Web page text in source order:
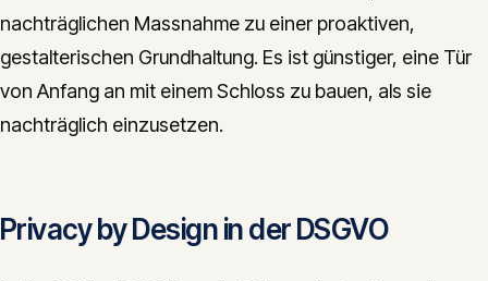
nachträglichen Massnahme zu einer proaktiven,
gestalterischen Grundhaltung. Es ist günstiger, eine Tür
von Anfang an mit einem Schloss zu bauen, als sie
nachträglich einzusetzen.
Privacy by Design in der DSGVO